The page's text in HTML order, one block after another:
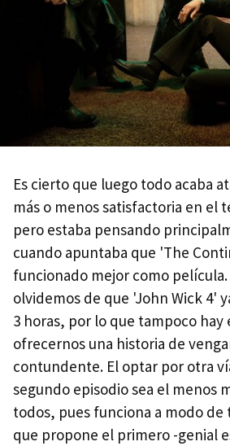
Es cierto que luego todo acaba
más o menos satisfactoria en el
pero estaba pensando
cuando apuntaba que 'The
funcionado mejor como película.
olvidemos de que 'John Wick 4'
3 horas, por lo que tampoco hay
ofrecernos una historia de
contundente. El optar por otra
segundo episodio sea el menos
todos, pues funciona a modo
que propone el primero -genial